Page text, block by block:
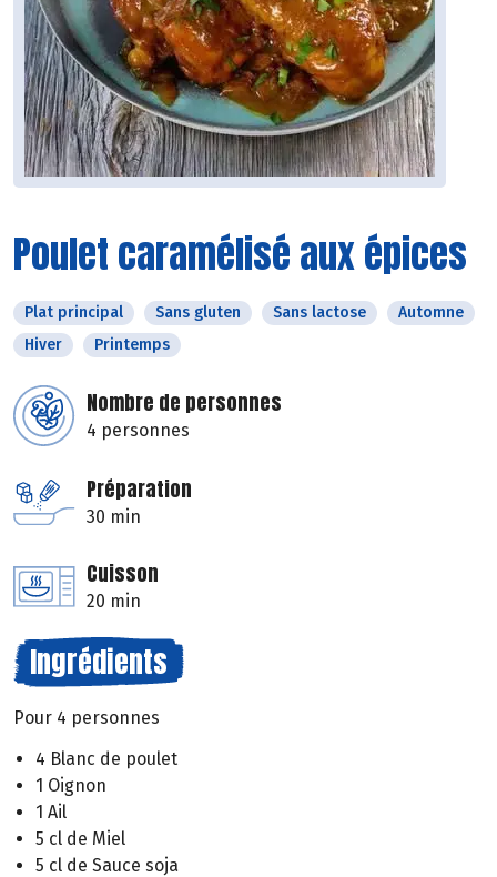
Poulet caramélisé aux épices
Plat principal Sans gluten Sans lactose
Automne
Hiver
Printemps
Nombre de personnes
4 personnes
Préparation
30 min
Cuisson
20 min
Ingrédients
Pour 4 personnes
4 Blanc de poulet
1 Oignon
1 Ail
5 cl de Miel
5 cl de Sauce soja